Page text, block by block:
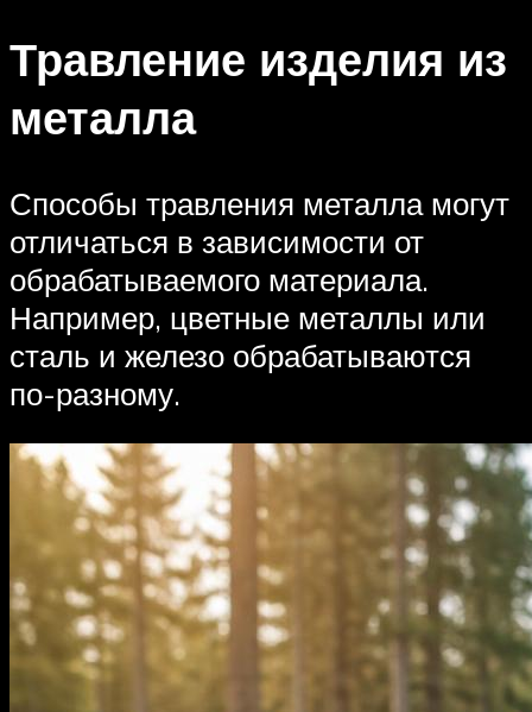
Травление изделия из
металла
Способы травления металла могут
отличаться в зависимости от
обрабатываемого материала.
Например, цветные металлы или
сталь и железо обрабатываются
по-разному.